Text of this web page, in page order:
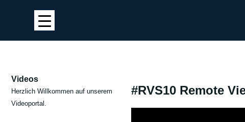
Videos
Herzlich Willkommen auf unserem
Videoportal.
#RVS10 Remote